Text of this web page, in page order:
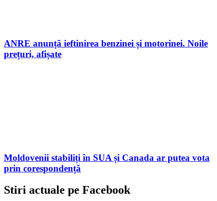
ANRE anunță ieftinirea benzinei și motorinei. Noile
prețuri, afișate
Moldovenii stabiliți în SUA și Canada ar putea vota
prin corespondență
Stiri actuale pe Facebook